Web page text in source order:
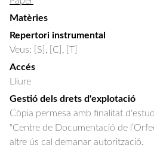
Matèries
Repertori instrumental
Veus: [S], [C], [T]
Accés
Lliure
Gestió dels drets d'explotació
Còpia permesa amb finalitat
"Centre de Documentació de
altre ús cal demanar autorització.